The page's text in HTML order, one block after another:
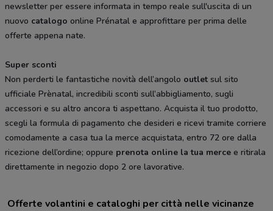
newsletter per essere informata in tempo reale sull'uscita di un
nuovo catalogo online Prénatal e approfittare per prima delle
offerte appena nate.
Super sconti
Non perderti le fantastiche novità dell’angolo outlet sul sito
ufficiale Prènatal, incredibili sconti sull’abbigliamento, sugli
accessori e su altro ancora ti aspettano. Acquista il tuo prodotto,
scegli la formula di pagamento che desideri e ricevi tramite corriere
comodamente a casa tua la merce acquistata, entro 72 ore dalla
ricezione dell’ordine; oppure prenota online la tua merce e ritirala
direttamente in negozio dopo 2 ore lavorative.
Offerte volantini e cataloghi per città nelle vicinanze